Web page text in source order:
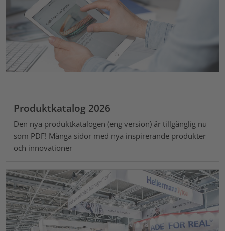
Produktkatalog 2026
Den nya produktkatalogen (eng version) är tillgänglig nu
som PDF! Många sidor med nya inspirerande produkter
och innovationer